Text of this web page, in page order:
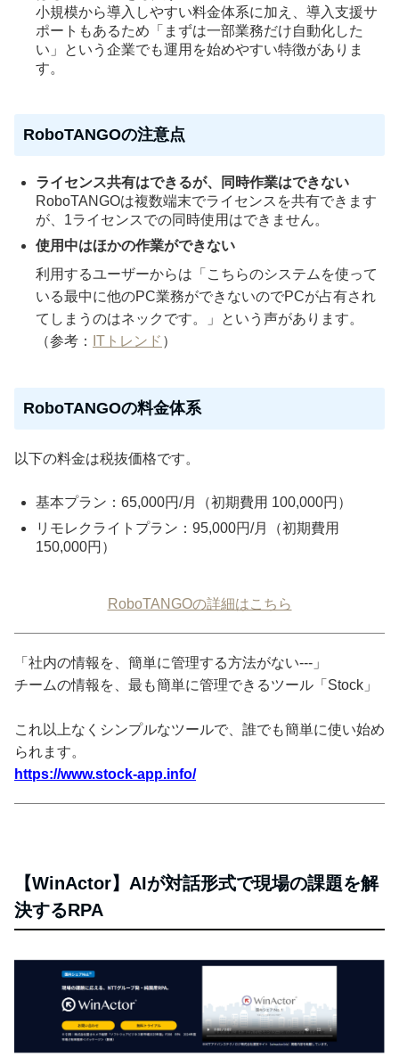
小規模から導入しやすい料金体系に加え、導入支援サ
ポートもあるため「まずは一部業務だけ自動化した
い」という企業でも運用を始めやすい特徴がありま
す。
RoboTANGOの注意点
ライセンス共有はできるが、同時作業はできない
RoboTANGOは複数端末でライセンスを共有できます
が、1ライセンスでの同時使用はできません。
使用中はほかの作業ができない
利用するユーザーからは「こちらのシステムを使って
いる最中に他のPC業務ができないのでPCが占有され
てしまうのはネックです。」という声があります。
（参考：
ITトレンド ）
RoboTANGOの料金体系
以下の料金は税抜価格です。
基本プラン：65,000円/月（初期費用 100,000円）
リモレクライトプラン：95,000円/月（初期費用
150,000円）
RoboTANGOの詳細はこちら
「社内の情報を、簡単に管理する方法がない---」
チームの情報を、最も簡単に管理できるツール「Stock」
これ以上なくシンプルなツールで、誰でも簡単に使い始め
られます。
https://www.stock-app.info/
【WinActor】AIが対話形式で現場の課題を解
決するRPA